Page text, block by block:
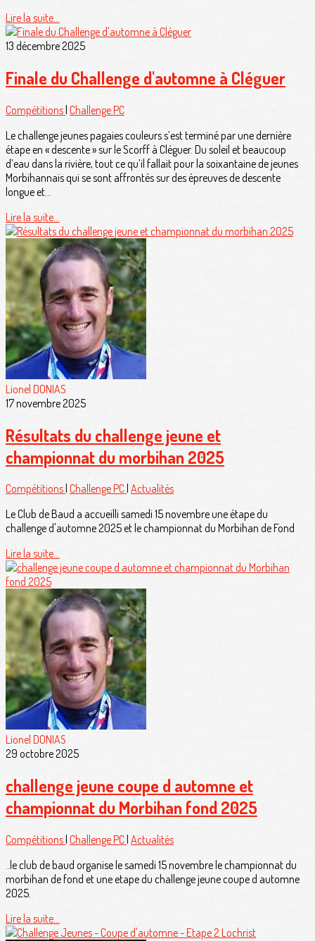
Lire la suite...
13 décembre 2025
Finale du Challenge d'automne à Cléguer
Compétitions| Challenge PC
Le challenge jeunes pagaies couleurs s’est terminé par une dernière
étape en « descente » sur le Scorff à Cléguer. Du soleil et beaucoup
d’eau dans la rivière, tout ce qu’il fallait pour la soixantaine de jeunes
Morbihannais qui se sont affrontés sur des épreuves de descente
longue et...
Lire la suite...
Lionel DONIAS
17 novembre 2025
Résultats du challenge jeune et
championnat du morbihan 2025
Compétitions | Challenge PC | Actualités
Le Club de Baud a accueilli samedi 15 novembre une étape du
challenge d'automne 2025 et le championnat du Morbihan de Fond
Lire la suite...
Lionel DONIAS
29 octobre 2025
challenge jeune coupe d automne et
championnat du Morbihan fond 2025
Compétitions | Challenge PC | Actualités
..le club de baud organise le samedi 15 novembre le championnat du
morbihan de fond et une etape du challenge jeune coupe d automne
2025.
Lire la suite...